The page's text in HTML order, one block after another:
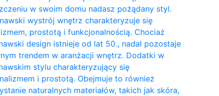
w swoim domu nadasz pożądany styl.
wystrój wnętrz charakteryzuje się
prostotą i funkcjonalnością. Chociaż
design istnieje od lat 50., nadal pozostaje
trendem w aranżacji wnętrz. Dodatki w
stylu charakteryzujący się
i prostotą. Obejmuje to również
naturalnych materiałów, takich jak skóra,